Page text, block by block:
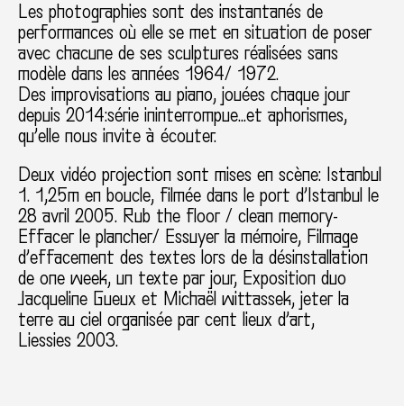
Les photographies sont des instantanés de
performances où elle se met en situation de poser
avec chacune de ses sculptures réalisées sans
modèle dans les années 1964/ 1972.
Des improvisations au piano, jouées chaque jour
depuis 2014:série ininterrompue…et aphorismes,
qu’elle nous invite à écouter.
Deux vidéo projection sont mises en scène: Istanbul
1. 1,25m en boucle, filmée dans le port d’Istanbul le
28 avril 2005. Rub the floor / clean memory-
Effacer le plancher/ Essuyer la mémoire, Filmage
d’effacement des textes lors de la désinstallation
de one week, un texte par jour, Exposition duo
Jacqueline Gueux et Michaël wittassek, jeter la
terre au ciel organisée par cent lieux d’art,
Liessies 2003.